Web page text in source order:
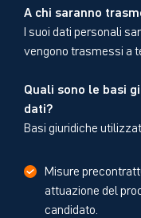
A chi saranno
I suoi dati personali
vengono trasmessi a
Quali sono le basi
dati?
Basi giuridiche
Misure
attuazione del
candidato.